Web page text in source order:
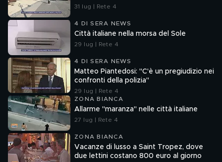
31 lug | Rete 4
4 DI SERA NEWS
Città italiane nella morsa del Sole
29 lug | Rete 4
4 DI SERA NEWS
Matteo Piantedosi: "C'è un pregiudizio nei
confronti della polizia"
29 lug | Rete 4
ZONA BIANCA
Allarme "maranza" nelle città italiane
27 lug | Rete 4
ZONA BIANCA
Vacanze di lusso a Saint Tropez, dove
due lettini costano 800 euro al giorno